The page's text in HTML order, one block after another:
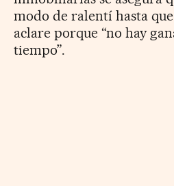
modo de ralentí hasta
aclare porque “no hay
tiempo”.